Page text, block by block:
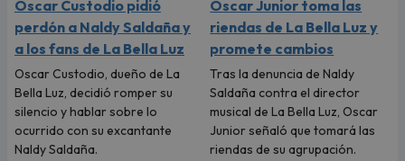
Oscar Custodio pidió
perdón a Naldy Saldaña y
a los fans de La Bella Luz
Oscar Custodio, dueño de La
Bella Luz, decidió romper su
silencio y hablar sobre lo
ocurrido con su excantante
Naldy Saldaña.
Oscar Junior toma las
riendas de La Bella Luz y
promete cambios
Tras la denuncia de Naldy
Saldaña contra el director
musical de La Bella Luz, Oscar
Junior señaló que tomará las
riendas de su agrupación.